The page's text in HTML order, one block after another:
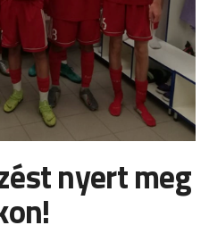
nyert meg